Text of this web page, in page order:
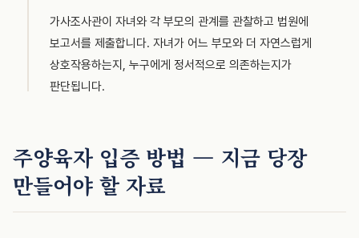
가사조사관이 자녀와 각 부모의 관계를 관찰하고 법원에
보고서를 제출합니다. 자녀가 어느 부모와 더 자연스럽게
상호작용하는지, 누구에게 정서적으로 의존하는지가
판단됩니다.
주양육자 입증 방법 — 지금 당장
만들어야 할 자료